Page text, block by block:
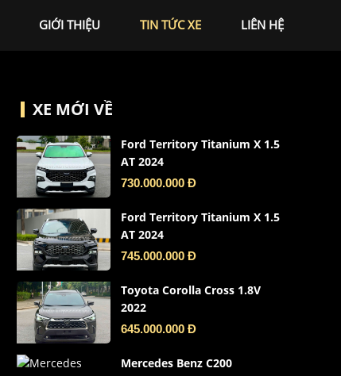
GIỚI THIỆU TIN TỨC XE LIÊN HỆ
XE MỚI VỀ
Ford Territory Titanium X 1.5
AT 2024
730.000.000 Đ
Ford Territory Titanium X 1.5
AT 2024
745.000.000 Đ
Toyota Corolla Cross 1.8V
2022
645.000.000 Đ
Mercedes Benz C200